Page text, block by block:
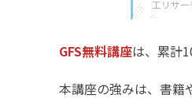
GFS無料講座は、累計
本講座の強みは、書籍